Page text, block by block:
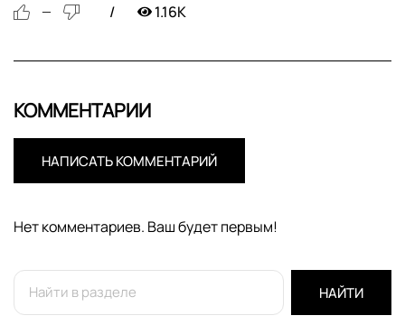
— 1.16K
КОММЕНТАРИИ
НАПИСАТЬ КОММЕНТАРИЙ
Нет комментариев. Ваш будет первым!
НАЙТИ